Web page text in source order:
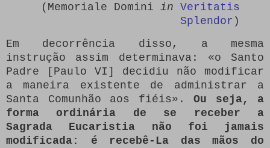
(Memoriale Domini in Veritatis
Splendor )
Em decorrência disso, a mesma
instrução assim determinava: «o Santo
Padre [Paulo VI] decidiu não modificar
a maneira existente de administrar a
Santa Comunhão aos fiéis». Ou seja, a
forma ordinária de se receber a
Sagrada Eucaristia não foi jamais
modificada: é recebê-La das mãos do